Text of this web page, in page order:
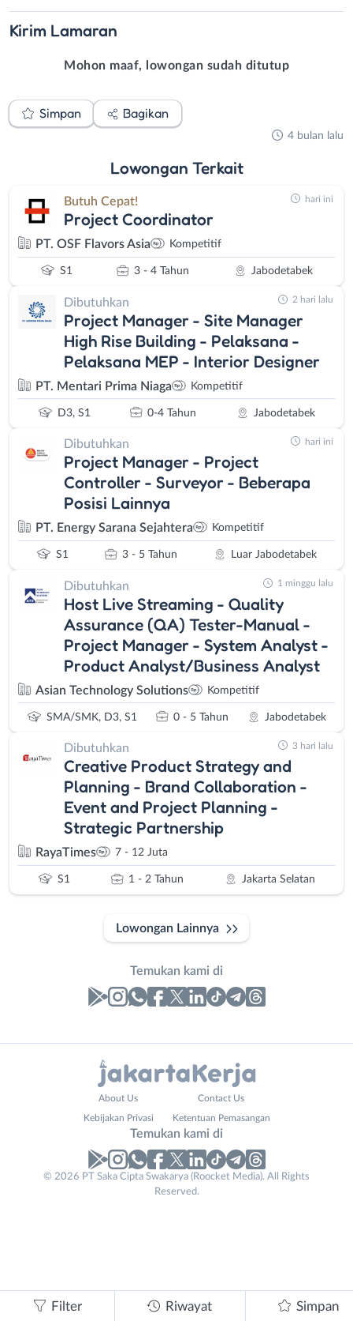
Kirim Lamaran
Mohon maaf, lowongan sudah ditutup
Simpan Bagikan
4 bulan lalu
Lowongan Terkait
Butuh Cepat!
Project Coordinator
PT. OSF Flavors Asia Kompetitif
S1 3 - 4 Tahun Jabodetabek
hari ini
Dibutuhkan
Project Manager - Site Manager
High Rise Building - Pelaksana -
Pelaksana MEP - Interior Designer
PT. Mentari Prima Niaga Kompetitif
D3, S1 0-4 Tahun Jabodetabek
2 hari lalu
Dibutuhkan
Project Manager - Project
Controller - Surveyor - Beberapa
Posisi Lainnya
PT. Energy Sarana Sejahtera Kompetitif
S1 3 - 5 Tahun Luar Jabodetabek
hari ini
Dibutuhkan
Host Live Streaming - Quality
Assurance (QA) Tester-Manual -
Project Manager - System Analyst -
Product Analyst/Business Analyst
Asian Technology Solutions Kompetitif
SMA/SMK, D3, S1 0 - 5 Tahun Jabodetabek
1 minggu lalu
Dibutuhkan
Creative Product Strategy and
Planning - Brand Collaboration -
Event and Project Planning -
Strategic Partnership
RayaTimes 7 - 12 Juta
S1 1 - 2 Tahun Jakarta Selatan
3 hari lalu
Lowongan Lainnya
Temukan kami di
No. Telp /
Asisten
Selatan
Filter Riwayat Simpan
About Us Contact Us
Kebijakan Privasi Ketentuan Pemasangan
Temukan kami di
© 2026 PT Saka Cipta Swakarya (Roocket Media). All Rights
Reserved.